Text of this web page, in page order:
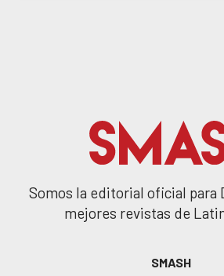
Somos la editorial oficial para
mejores revistas de
SMASH